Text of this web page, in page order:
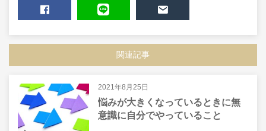
関連記事
2021年8月25日
悩みが大きくなっているときに無
意識に自分でやっていること